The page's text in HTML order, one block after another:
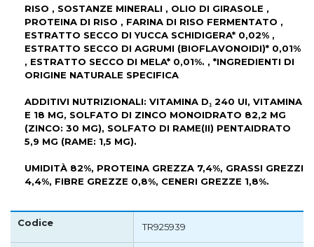
RISO , SOSTANZE MINERALI , OLIO DI GIRASOLE ,
PROTEINA DI RISO , FARINA DI RISO FERMENTATO ,
ESTRATTO SECCO DI YUCCA SCHIDIGERA* 0,02% ,
ESTRATTO SECCO DI AGRUMI (BIOFLAVONOIDI)* 0,01%
, ESTRATTO SECCO DI MELA* 0,01%. , *INGREDIENTI DI
ORIGINE NATURALE SPECIFICA
ADDITIVI NUTRIZIONALI: VITAMINA D₃ 240 UI, VITAMINA
E 18 MG, SOLFATO DI ZINCO MONOIDRATO 82,2 MG
(ZINCO: 30 MG), SOLFATO DI RAME(II) PENTAIDRATO
5,9 MG (RAME: 1,5 MG).
UMIDITÀ 82%, PROTEINA GREZZA 7,4%, GRASSI GREZZI
4,4%, FIBRE GREZZE 0,8%, CENERI GREZZE 1,8%.
TR925939